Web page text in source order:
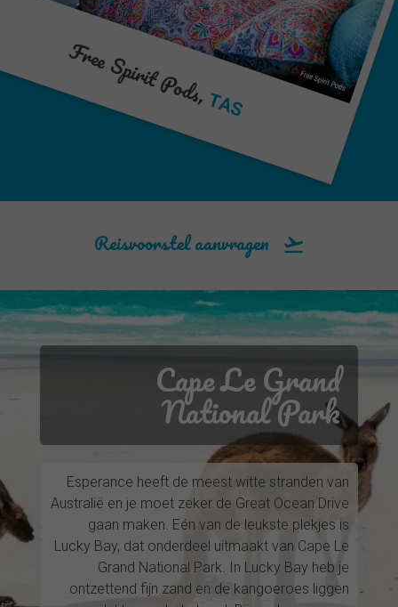
Free Spirit Pods,TAS
Reisvoorstel aanvragen
Cape Le Grand
National Park
Esperance heeft de meest witte stranden van
Australië en je moet zeker de Great Ocean Drive
gaan maken. Eén van de leukste plekjes is
Lucky Bay, dat onderdeel uitmaakt van Cape Le
Grand National Park. In Lucky Bay heb je
ontzettend fijn zand en de kangoeroes liggen